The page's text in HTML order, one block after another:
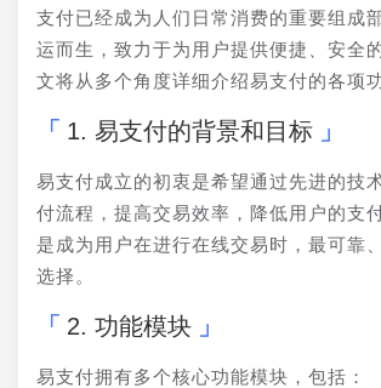
支付已经成为人们日常消费的重要组成
运而生，致力于为用户提供便捷、安全
文将从多个角度详细介绍易支付的各项
1. 易支付的背景和目标
易支付成立的初衷是希望通过先进的技
付流程，提高交易效率，降低用户的支
是成为用户在进行在线交易时，最可靠
选择。
2. 功能模块
易支付拥有多个核心功能模块，包括：